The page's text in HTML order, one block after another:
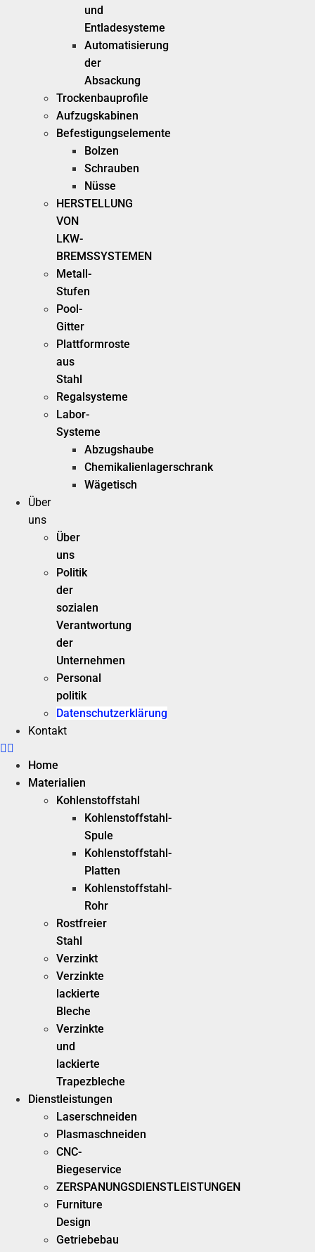
und
Entladesysteme
Automatisierung
der
Absackung
Trockenbauprofile
Aufzugskabinen
Befestigungselemente
Bolzen
Schrauben
Nüsse
HERSTELLUNG
VON
LKW-
BREMSSYSTEMEN
Metall-
Stufen
Pool-
Gitter
Plattformroste
aus
Stahl
Regalsysteme
Labor-
Systeme
Abzugshaube
Chemikalienlagerschrank
Wägetisch
Über
uns
Über
uns
Politik
der
sozialen
Verantwortung
der
Unternehmen
Personal
politik
Datenschutzerklärung
Kontakt
Home
Materialien
Kohlenstoffstahl
Kohlenstoffstahl-
Spule
Kohlenstoffstahl-
Platten
Kohlenstoffstahl-
Rohr
Rostfreier
Stahl
Verzinkt
Verzinkte
lackierte
Bleche
Verzinkte
und
lackierte
Trapezbleche
Dienstleistungen
Laserschneiden
Plasmaschneiden
CNC-
Biegeservice
ZERSPANUNGSDIENSTLEISTUNGEN
Furniture
Design
Getriebebau